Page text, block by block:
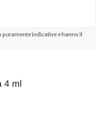
indicative e hanno il
4 ml